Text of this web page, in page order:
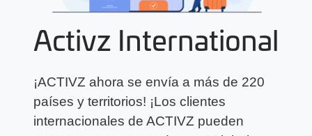
Activz International
¡ACTIVZ ahora se envía a más de 220
países y territorios! ¡Los clientes
internacionales de ACTIVZ pueden